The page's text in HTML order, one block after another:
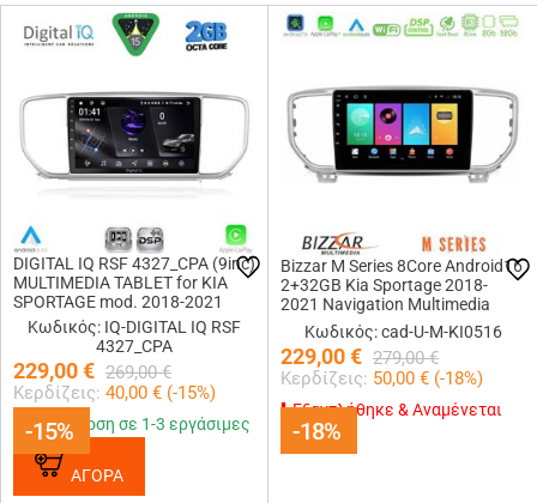
-15%
DIGITAL IQ RSF 4327_CPA (9inc)
MULTIMEDIA TABLET for KIA
SPORTAGE mod. 2018-2021
Κωδικός: IQ-DIGITAL IQ RSF
4327_CPA
229,00€ 269,00 €
Κερδίζεις: 40,00 € (-15%)
-15%
Παράδοση σε 1-3 εργάσιμες
ΑΓΟΡΑ
-18%
Bizzar M Series 8Core Android16
2+32GB Kia Sportage 2018-
2021 Navigation Multimedia
Tablet 9
Κωδικός: cad-U-M-KI0516
229,00€ 279,00 €
Κερδίζεις: 50,00 € (-18%)
-18%
Εξαντλήθηκε & Αναμένεται